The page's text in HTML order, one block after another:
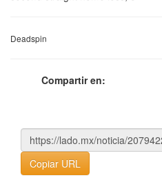
Deadspin
Compartir en:
Copiar URL